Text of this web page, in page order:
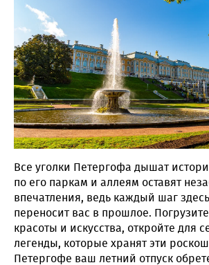
Все уголки Петергофа дышат
по его паркам и аллеям оставят
впечатления, ведь каждый шаг
переносит вас в прошлое.
красоты и искусства, откройте для
легенды, которые хранят эти
Петергофе ваш летний отпуск